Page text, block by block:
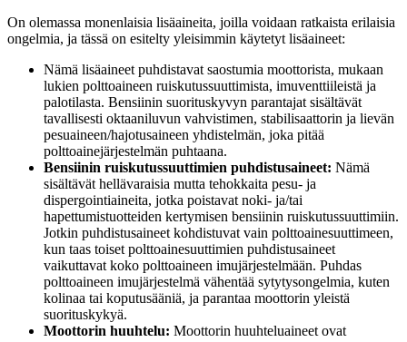
On olemassa monenlaisia lisäaineita, joilla voidaan ratkaista erilaisia
ongelmia, ja tässä on esitelty yleisimmin käytetyt lisäaineet:
Nämä lisäaineet puhdistavat saostumia moottorista, mukaan
lukien polttoaineen ruiskutussuuttimista, imuventtiileistä ja
palotilasta. Bensiinin suorituskyvyn parantajat sisältävät
tavallisesti oktaaniluvun vahvistimen, stabilisaattorin ja lievän
pesuaineen/hajotusaineen yhdistelmän, joka pitää
polttoainejärjestelmän puhtaana.
Bensiinin ruiskutussuuttimien puhdistusaineet: Nämä
sisältävät hellävaraisia mutta tehokkaita pesu- ja
dispergointiaineita, jotka poistavat noki- ja/tai
hapettumistuotteiden kertymisen bensiinin ruiskutussuuttimiin.
Jotkin puhdistusaineet kohdistuvat vain polttoainesuuttimeen,
kun taas toiset polttoainesuuttimien puhdistusaineet
vaikuttavat koko polttoaineen imujärjestelmään. Puhdas
polttoaineen imujärjestelmä vähentää sytytysongelmia, kuten
kolinaa tai koputusääniä, ja parantaa moottorin yleistä
suorituskykyä.
Moottorin huuhtelu: Moottorin huuhteluaineet ovat